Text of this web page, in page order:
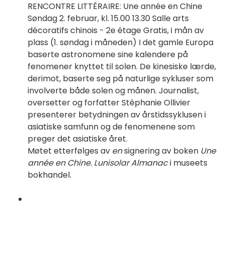
RENCONTRE LITTÉRAIRE: Une année en Chine
Søndag 2. februar, kl. 15.00 13.30 Salle arts
décoratifs chinois - 2e étage Gratis, i mån av
plass (1. søndag i måneden) I det gamle Europa
baserte astronomene sine kalendere på
fenomener knyttet til solen. De kinesiske lærde,
derimot, baserte seg på naturlige sykluser som
involverte både solen og månen. Journalist,
oversetter og forfatter Stéphanie Ollivier
presenterer betydningen av årstidssyklusen i
asiatiske samfunn og de fenomenene som
preger det asiatiske året.
Møtet etterfølges av ensignering av boken Une
année en Chine. Lunisolar Almanaci museets
bokhandel.